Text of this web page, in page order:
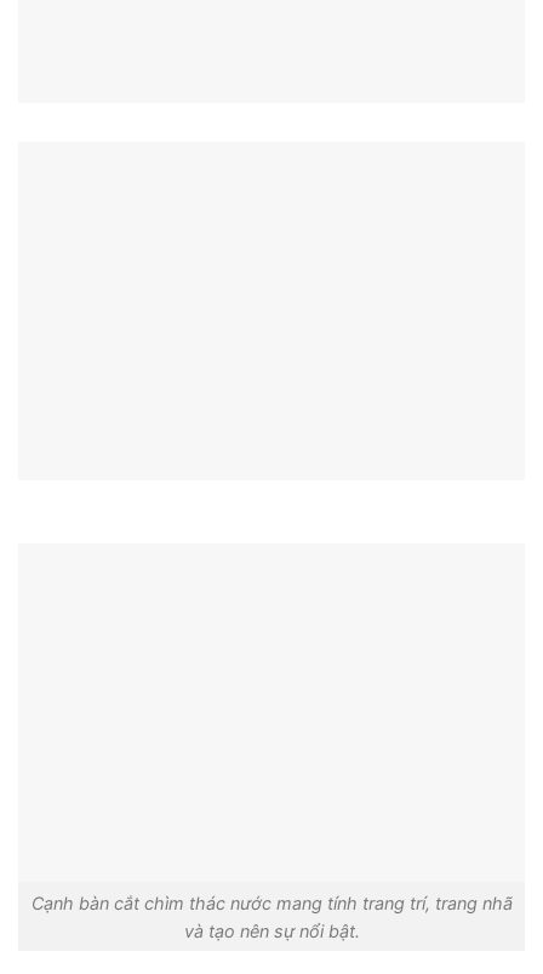
Cạnh bàn cắt chìm thác nước mang tính trang trí, trang nhã
và tạo nên sự nổi bật.